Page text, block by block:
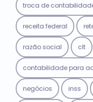
troca de
receita federal
razão social clt
contabilidade para
negócios inss